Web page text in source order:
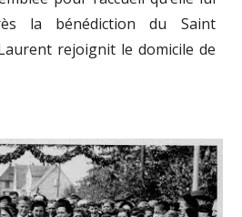
la bénédiction du Saint
rejoignit le domicile de